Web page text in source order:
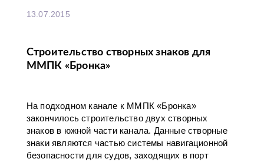
13.07.2015
Строительство створных знаков для
ММПК «Бронка»
На подходном канале к ММПК «Бронка»
закончилось строительство двух створных
знаков в южной части канала. Данные створные
знаки являются частью системы навигационной
безопасности для судов, заходящих в порт